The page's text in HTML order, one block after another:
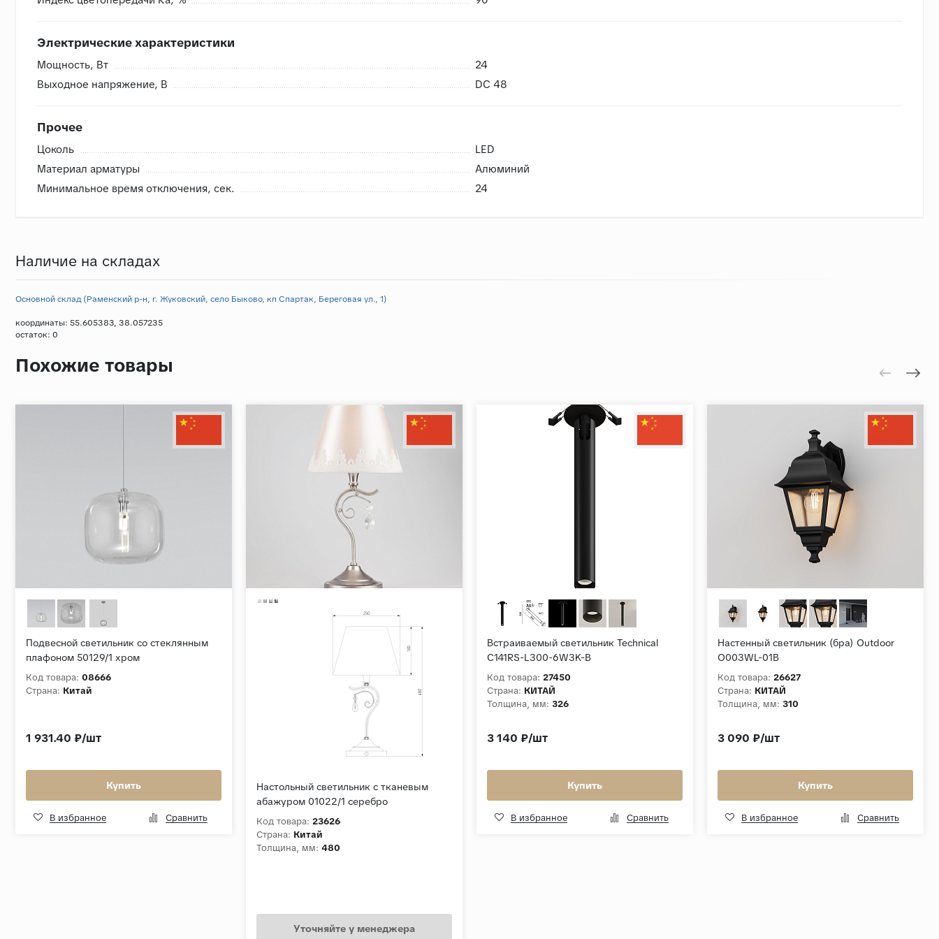
Электрические характеристики
Мощность, Вт
24
Выходное напряжение, В
DC 48
Прочее
Цоколь
LED
Материал арматуры
Алюминий
Минимальное время отключения, сек.
24
Наличие на складах
Основной склад (Раменский р-н, г. Жуковский, село Быково, кп Спартак, Береговая ул., 1)
координаты: 55.605383, 38.057235
остаток: 0
Похожие товары
Подвесной светильник со стеклянным
плафоном 50129/1 хром
Код товара: 08666
Страна: Китай
1 931.40 ₽/шт
Купить
В избранное Сравнить
Настольный светильник с тканевым
абажуром 01022/1 серебро
Код товара: 23626
Страна: Китай
Толщина, мм: 480
Уточняйте у менеджера
Встраиваемый светильник Technical
C141RS-L300-6W3K-B
Код товара: 27450
Страна: КИТАЙ
Толщина, мм: 326
3 140 ₽/шт
Купить
В избранное Сравнить
Настенный светильник (бра) Outdoor
O003WL-01B
Код товара: 26627
Страна: КИТАЙ
Толщина, мм: 310
3 090 ₽/шт
Купить
В избранное Сравнить